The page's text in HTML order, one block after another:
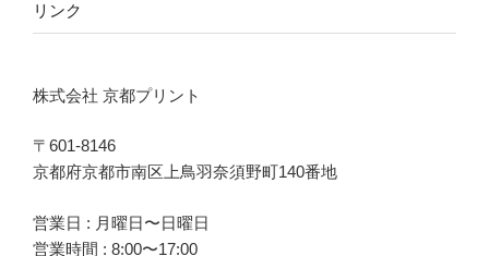
リンク
株式会社 京都プリント
〒601-8146
京都府京都市南区上鳥羽奈須野町140番地
営業日 : 月曜日〜日曜日
営業時間 : 8:00〜17:00